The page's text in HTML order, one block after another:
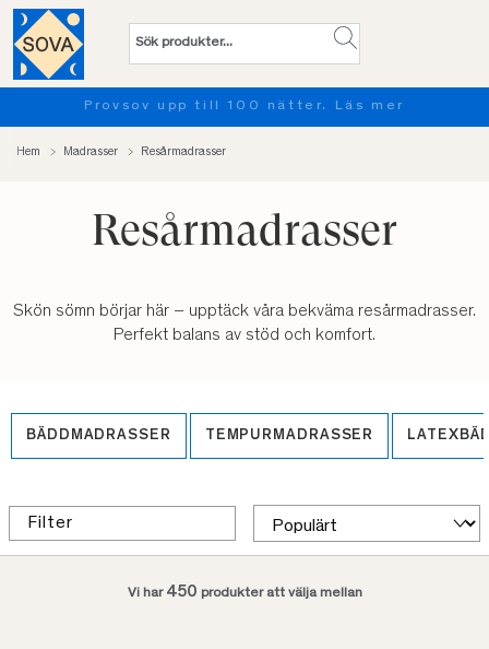
Provsov upp till 100 nätter. Läs mer
Hem Madrasser Resårmadrasser
Resårmadrasser
Skön sömn börjar här – upptäck våra bekväma resårmadrasser.
Perfekt balans av stöd och komfort.
BÄDDMADRASSER TEMPURMADRASSER
Filter
Vi har 450 produkter att välja mellan